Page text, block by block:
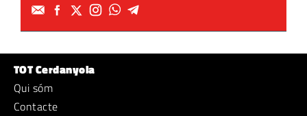
TOT Cerdanyola
Qui sóm
Contacte